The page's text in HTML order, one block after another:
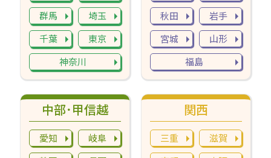
中部･甲信越
愛知
岐阜
関西
三重
滋賀
群馬
埼玉
千葉
東京
神奈川
秋田
岩手
宮城
山形
福島